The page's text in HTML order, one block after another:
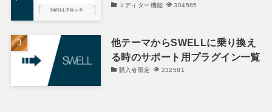
エディター機能 304585
他テーマからSWELLに乗り換え
る時のサポート用プラグイン一覧
購入者限定 232581